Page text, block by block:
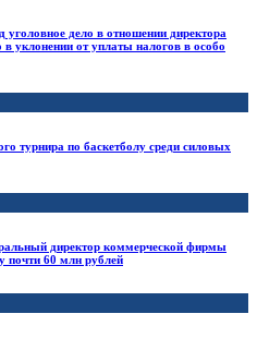
уголовное дело в отношении директора
в уклонении от уплаты налогов в особо
турнира по баскетболу среди силовых
директор коммерческой фирмы
почти 60 млн рублей